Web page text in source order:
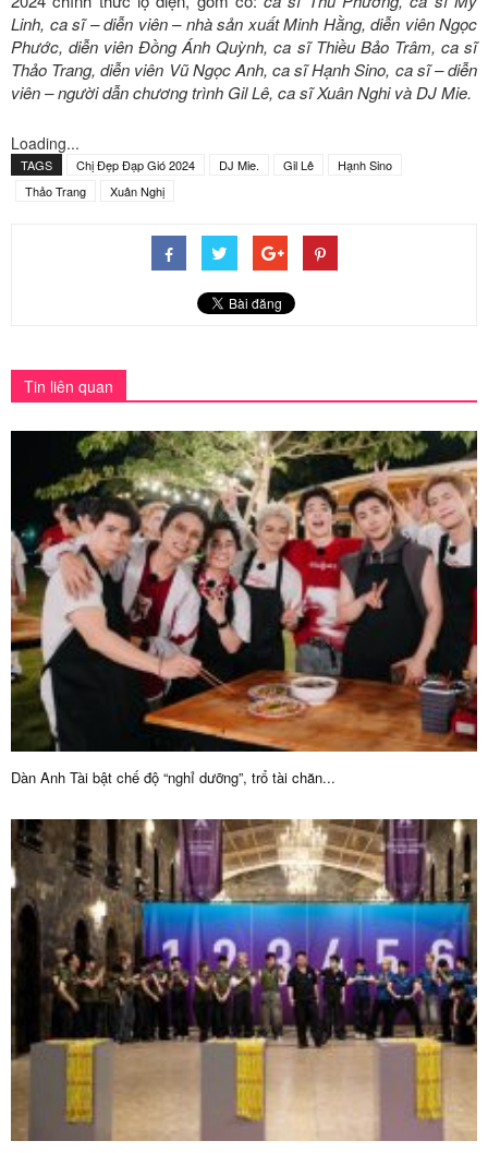
Linh, ca sĩ – diễn viên – nhà sản xuất Minh Hằng, diễn viên Ngọc
Phước, diễn viên Đồng Ánh Quỳnh, ca sĩ Thiều Bảo Trâm, ca sĩ
Thảo Trang, diễn viên Vũ Ngọc Anh, ca sĩ Hạnh Sino, ca sĩ – diễn
viên – người dẫn chương trình Gil Lê, ca sĩ Xuân Nghi và DJ Mie.
Loading...
TAGS Chị Đẹp Đạp Gió 2024 DJ Mie. Gil Lê
Hạnh Sino
Thảo Trang
Xuân Nghị
Tin liên quan
Dàn Anh Tài bật chế độ “nghỉ dưỡng”, trổ tài chăn...